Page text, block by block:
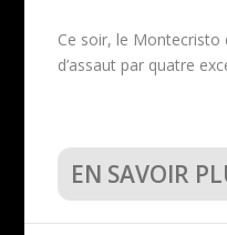
Ce soir, le Montecristo
d’assaut par quatre
EN SAVOIR